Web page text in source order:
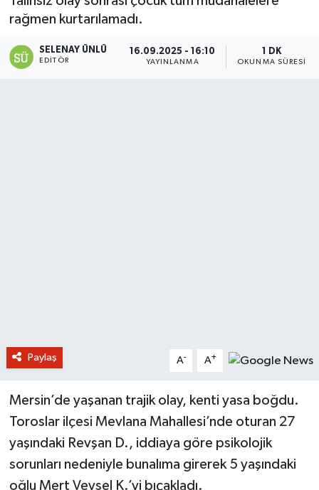
rağmen kurtarılamadı.
SELENAY ÜNLÜ
EDITÖR
16.09.2025 - 16:10
YAYINLANMA
1 DK
OKUNMA SÜRESI
Paylaş A- A+
Mersin’de yaşanan trajik olay, kenti yasa boğdu.
Toroslar ilçesi Mevlana Mahallesi’nde oturan 27
yaşındaki Revşan D., iddiaya göre psikolojik
sorunları nedeniyle bunalıma girerek 5 yaşındaki
oğlu Mert Veysel K.’yi bıçakladı.